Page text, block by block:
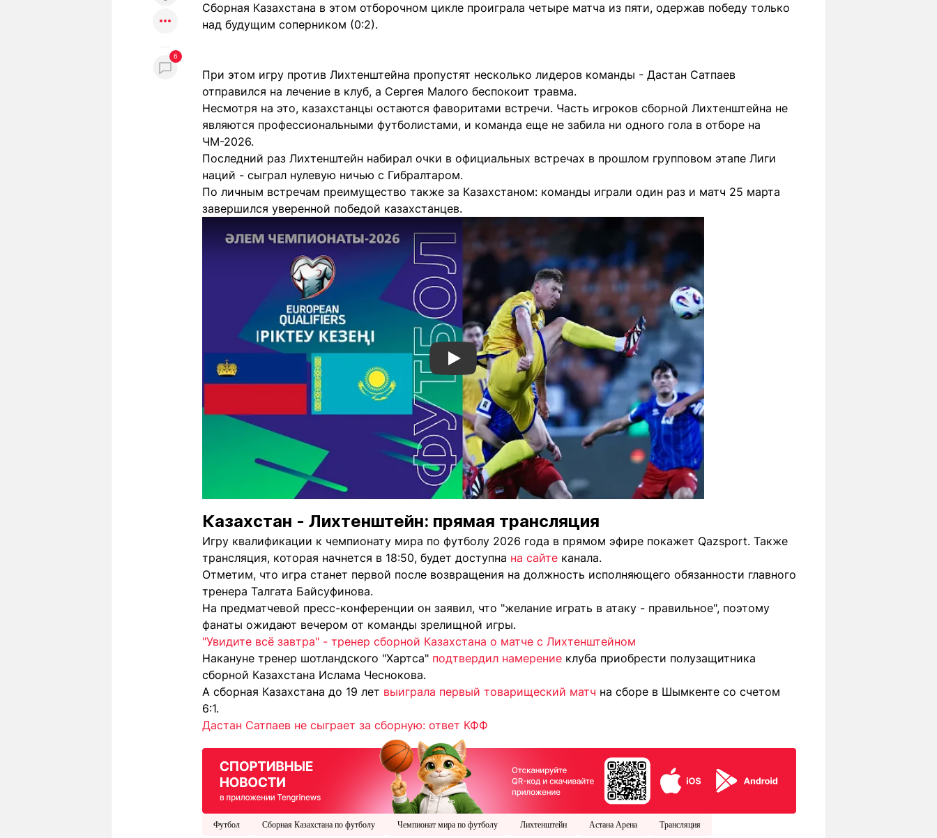
6
Сборная Казахстана в этом отборочном цикле проиграла четыре матча из пяти, одержав победу только
над будущим соперником (0:2).
При этом игру против Лихтенштейна пропустят несколько лидеров команды - Дастан Сатпаев
отправился на лечение в клуб, а Сергея Малого беспокоит травма.
Несмотря на это, казахстанцы остаются фаворитами встречи. Часть игроков сборной Лихтенштейна не
являются профессиональными футболистами, и команда еще не забила ни одного гола в отборе на
ЧМ-2026.
Последний раз Лихтенштейн набирал очки в официальных встречах в прошлом групповом этапе Лиги
наций - сыграл нулевую ничью с Гибралтаром.
По личным встречам преимущество также за Казахстаном: команды играли один раз и матч 25 марта
завершился уверенной победой казахстанцев.
Смотреть видео YouTube
Казахстан - Лихтенштейн: прямая трансляция
Игру квалификации к чемпионату мира по футболу 2026 года в прямом эфире покажет Qazsport. Также
трансляция, которая начнется в 18:50, будет доступна на сайте канала.
Отметим, что игра станет первой после возвращения на должность исполняющего обязанности главного
тренера Талгата Байсуфинова.
На предматчевой пресс-конференции он заявил, что "желание играть в атаку - правильное", поэтому
фанаты ожидают вечером от команды зрелищной игры.
"Увидите всё завтра" - тренер сборной Казахстана о матче с Лихтенштейном
Накануне тренер шотландского "Хартса" подтвердил намерение клуба приобрести полузащитника
сборной Казахстана Ислама Чеснокова.
А сборная Казахстана до 19 лет выиграла первый товарищеский матч на сборе в Шымкенте со счетом
6:1.
Дастан Сатпаев не сыграет за сборную: ответ КФФ
Футбол Сборная Казахстана по футболу Чемпионат мира по футболу Лихтенштейн Астана Арена Трансляция